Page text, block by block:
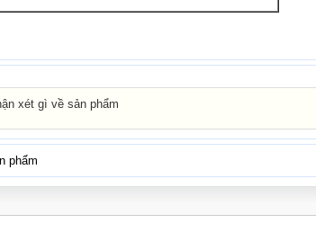
xét gì về sản phẩm
phẩm